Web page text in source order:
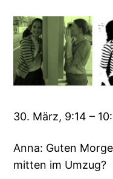
30. März, 9:14 –
Anna: Guten
mitten im Umzug?